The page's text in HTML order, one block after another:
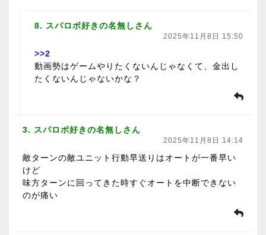
8. スパロボ好きの名無しさん
2025年11月8日 15:50
>>2
動画勢はゲームやりたくないんじゃなくて、金出し
たくないんじゃないかな？
3. スパロボ好きの名無しさん
2025年11月8日 14:14
敵ターンの敵ユニット行動早送りはオートが一番早い
けど
味方ターンに回ってきた時すぐオートを中断できない
のが痛い